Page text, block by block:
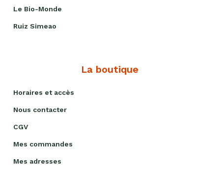
Le Bio-Monde
Ruiz Simeao
La boutique
Horaires et accès
Nous contacter
CGV
Mes commandes
Mes adresses